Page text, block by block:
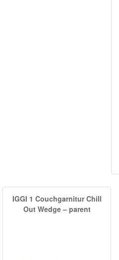
IGGI 1 Couchgarnitur Chill
Out Wedge – parent